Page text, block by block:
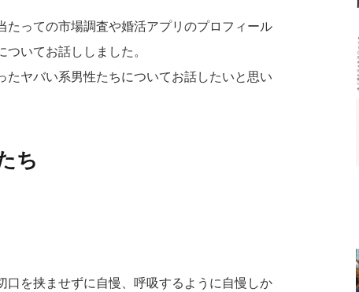
たっての市場調査や婚活アプリのプロフィール
いてお話ししました。
たヤバい系男性たちについてお話したいと思い
ち
口を挟ませずに自慢、呼吸するように自慢しか